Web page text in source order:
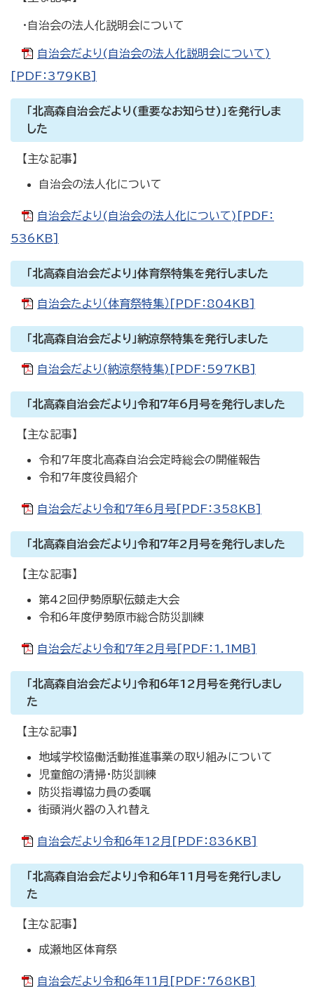
・自治会の法人化説明会について
自治会だより(自治会の法人化説明会について)
[PDF：379KB]
「北高森自治会だより(重要なお知らせ)」を発行しま
した
【主な記事】
自治会の法人化について
自治会だより(自治会の法人化について)[PDF：
536KB]
「北高森自治会だより」体育祭特集を発行しました
自治会たより（体育祭特集）[PDF：804KB]
「北高森自治会だより」納涼祭特集を発行しました
自治会だより(納涼祭特集)[PDF：597KB]
「北高森自治会だより」令和7年6月号を発行しました
【主な記事】
令和7年度北高森自治会定時総会の開催報告
令和7年度役員紹介
自治会だより令和7年6月号[PDF：358KB]
「北高森自治会だより」令和7年2月号を発行しました
【主な記事】
第42回伊勢原駅伝競走大会
令和6年度伊勢原市総合防災訓練
自治会だより令和7年2月号[PDF：1.1MB]
「北高森自治会だより」令和6年12月号を発行しまし
た
【主な記事】
地域学校協働活動推進事業の取り組みについて
児童館の清掃・防災訓練
防災指導協力員の委嘱
街頭消火器の入れ替え
自治会だより令和6年12月[PDF：836KB]
「北高森自治会だより」令和6年11月号を発行しまし
た
【主な記事】
成瀬地区体育祭
自治会だより令和6年11月[PDF：768KB]